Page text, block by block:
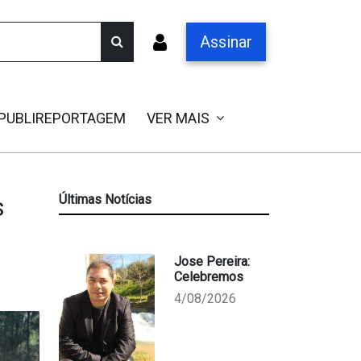
Assinar
VER MAIS
Últimas Notícias
Jose Pereira:
Celebremos
4/08/2026